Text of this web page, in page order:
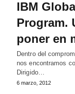
IBM
Program.
poner en
Dentro del
nos encontramos
Dirigido…
6 marzo, 2012